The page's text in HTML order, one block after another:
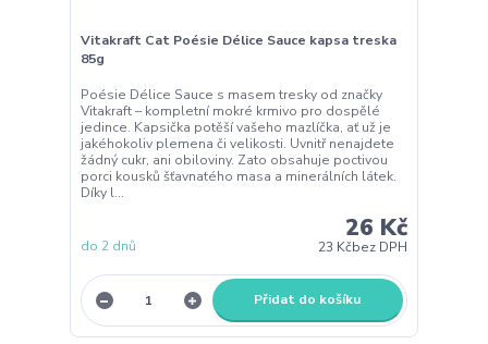
Vitakraft Cat Poésie Délice Sauce kapsa treska
85g
Poésie Délice Sauce s masem tresky od značky
Vitakraft – kompletní mokré krmivo pro dospělé
jedince. Kapsička potěší vašeho mazlíčka, ať už je
jakéhokoliv plemena či velikosti. Uvnitř nenajdete
žádný cukr, ani obiloviny. Zato obsahuje poctivou
porci kousků šťavnatého masa a minerálních látek.
Díky l...
26 Kč
23 Kčbez DPH
do 2 dnů
Přidat do košíku